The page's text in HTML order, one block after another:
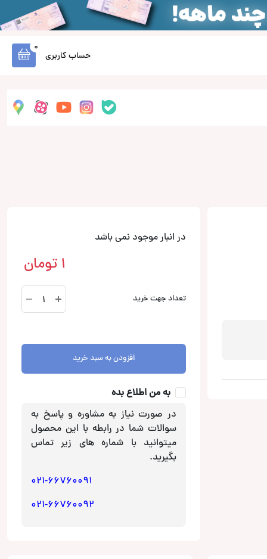
حساب کاربری
0
در انبار موجود نمی باشد
1 تومان
تعداد جهت خرید
CB3173
کابل
وریتی
عدد
افزودن به سبد خرید
به من اطلاع بده
در صورت نیاز به مشاوره و پاسخ به
سوالات شما در رابطه با این محصول
میتوانید با شماره های زیر تماس
بگیرید.
021-66760091
021-66760092